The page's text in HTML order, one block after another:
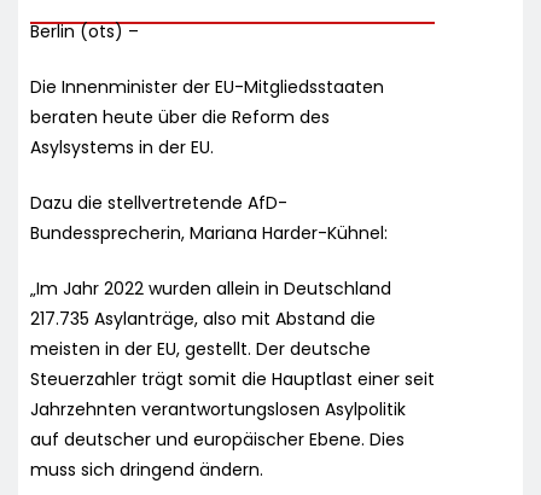
Berlin (ots) –
Die Innenminister der EU-Mitgliedsstaaten
beraten heute über die Reform des
Asylsystems in der EU.
Dazu die stellvertretende AfD-
Bundessprecherin, Mariana Harder-Kühnel:
„Im Jahr 2022 wurden allein in Deutschland
217.735 Asylanträge, also mit Abstand die
meisten in der EU, gestellt. Der deutsche
Steuerzahler trägt somit die Hauptlast einer seit
Jahrzehnten verantwortungslosen Asylpolitik
auf deutscher und europäischer Ebene. Dies
muss sich dringend ändern.